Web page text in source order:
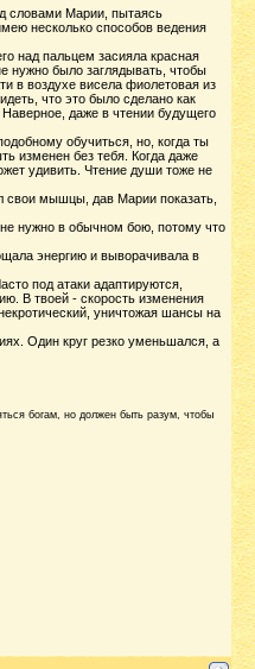
словами Марии, пытаясь
несколько способов ведения
над пальцем засияла красная
нужно было заглядывать, чтобы
в воздухе висела фиолетовая из
что это было сделано как
даже в чтении будущего
обучиться, но, когда ты
изменен без тебя. Когда даже
удивить. Чтение души тоже не
свои мышцы, дав Марии показать,
нужно в обычном бою, потому что
энергию и выворачивала в
под атаки адаптируются,
В твоей - скорость изменения
уничтожая шансы на
Один круг резко уменьшался, а
богам, но должен быть разум, чтобы